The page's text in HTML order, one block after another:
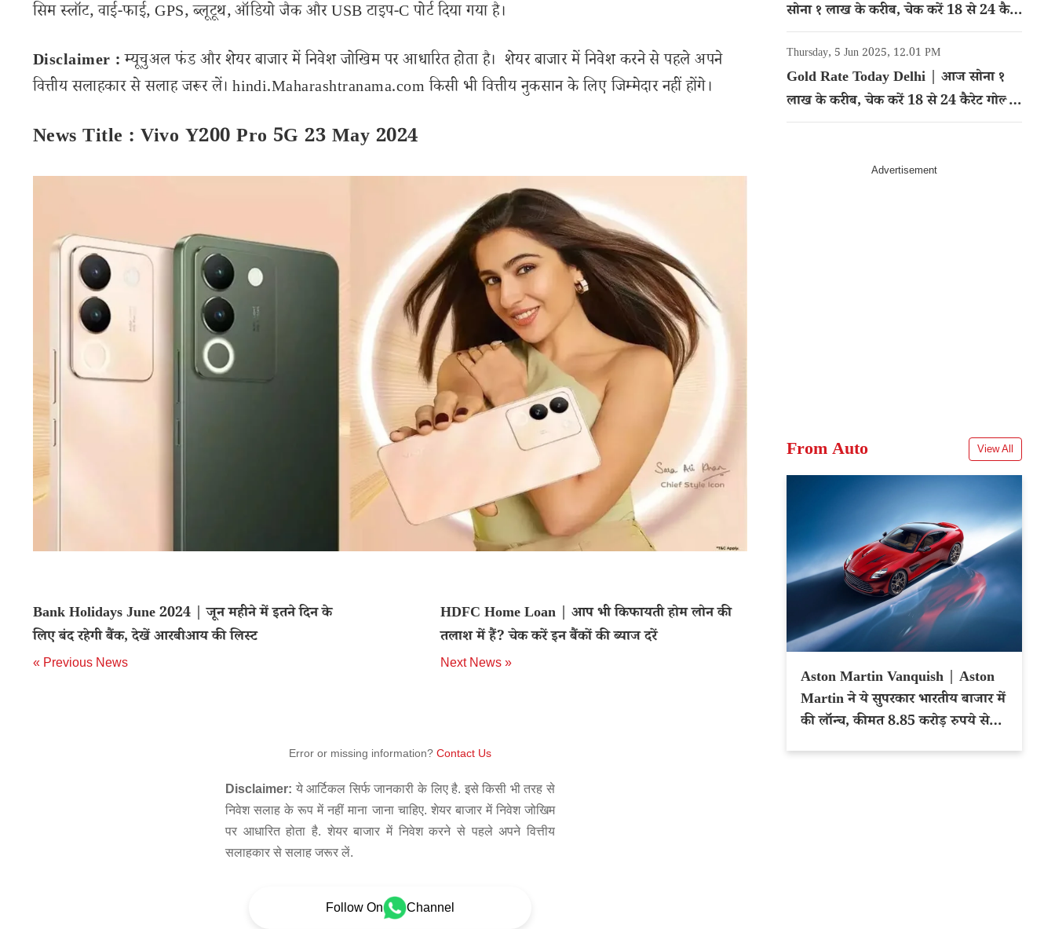
सिम स्लॉट, वाई-फाई, GPS, ब्लूटूथ, ऑडियो जैक और USB टाइप-C पोर्ट दिया गया है।
Disclaimer :म्यूचुअल फंड और शेयर बाजार में निवेश जोखिम पर आधारित होता है। शेयर बाजार में निवेश करने से पहले अपने
वित्तीय सलाहकार से सलाह जरूर लें। hindi.Maharashtranama.com किसी भी वित्तीय नुकसान के लिए जिम्मेदार नहीं होंगे।
News Title : Vivo Y200 Pro 5G 23 May 2024
Bank Holidays June 2024 | जून महीने में इतने दिन के
लिए बंद रहेगी बैंक, देखें आरबीआय की लिस्ट
« Previous News
HDFC Home Loan | आप भी किफायती होम लोन की
तलाश में हैं? चेक करें इन बैंकों की ब्याज दरें
Next News »
Error or missing information? Contact Us
Disclaimer: ये आर्टिकल सिर्फ जानकारी के लिए है. इसे किसी भी तरह से
निवेश सलाह के रूप में नहीं माना जाना चाहिए. शेयर बाजार में निवेश जोखिम
पर आधारित होता है. शेयर बाजार में निवेश करने से पहले अपने वित्तीय
सलाहकार से सलाह जरूर लें.
Follow On Channel
सोना १ लाख के करीब, चेक करें 18 से 24 कैरेट
गोल्ड का रेट
Thursday, 5 Jun 2025, 12.01 PM
Gold Rate Today Delhi | आज सोना १
लाख के करीब, चेक करें 18 से 24 कैरेट गोल्ड
का रेट
From Auto View All
Aston Martin Vanquish | Aston
Martin ने ये सुपरकार भारतीय बाजार में
की लॉन्च, कीमत 8.85 करोड़ रुपये से